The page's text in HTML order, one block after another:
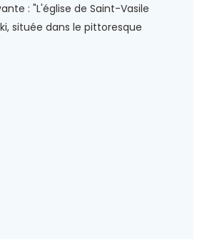
: "L'église de Saint-Vasile
située dans le pittoresque